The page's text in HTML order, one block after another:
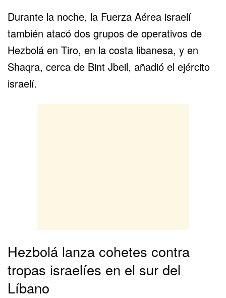
Durante la noche, la Fuerza Aérea israelí
también atacó dos grupos de operativos de
Hezbolá en Tiro, en la costa libanesa, y en
Shaqra, cerca de Bint Jbeil, añadió el ejército
israelí.
Hezbolá lanza cohetes contra
tropas israelíes en el sur del
Líbano